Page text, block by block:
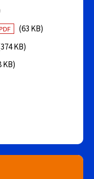
(63 KB)
KB)
KB)